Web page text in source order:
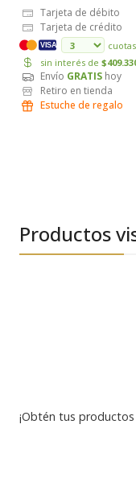
Tarjeta de débito
Tarjeta de crédito
VISA
cuotas
sin interés de
Envío GRATIS hoy
Retiro en tienda
Estuche de regalo
Productos
¡Obtén tus